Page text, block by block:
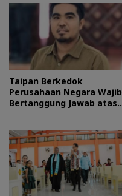
Taipan Berkedok
Perusahaan Negara Wajib
Bertanggung Jawab atas